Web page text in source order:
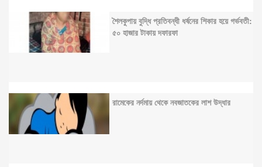
শৈলকুপায় বুদ্ধি প্রতিবন্ধী ধর্ষনের শিকার হয়ে গর্ভবতী:
৫০ হাজার টাকায় দফারফা
রামেকের নর্দমায় থেকে নবজাতকের লাশ উদ্ধার